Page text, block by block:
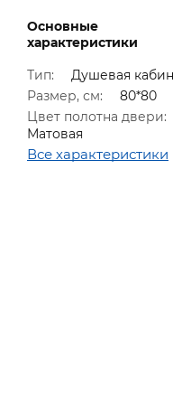
Основные
характеристики
Тип:
Душевая
Размер, см:
80*80
Цвет полотна двери:
Матовая
Все характеристики